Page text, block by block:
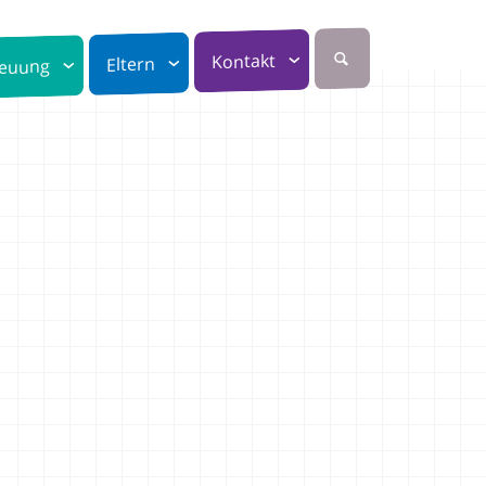
Eltern Kontakt